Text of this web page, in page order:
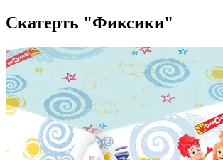
Скатерть "Фиксики"